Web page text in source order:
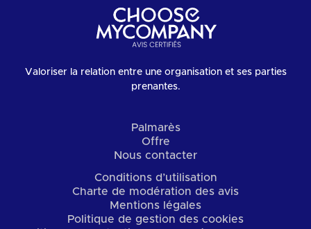
Valoriser la relation entre une organisation et ses parties
prenantes.
Palmarès
Offre
Nous contacter
Conditions d’utilisation
Charte de modération des avis
Mentions légales
Politique de gestion des cookies